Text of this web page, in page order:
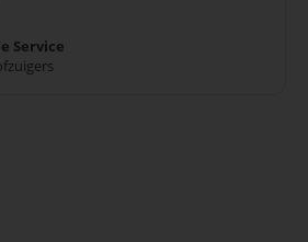
Service